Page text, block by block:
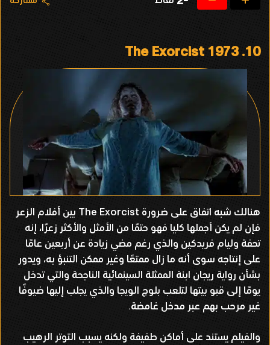
10.
The Exorcist 1973
هنالك شبه اتفاق على ضرورة The Exorcist بين أفلام الزعر
فإن لم يكن أجملها كليا فهو حتمًا من الأمثل والأكثر زعرًا، إنه
تحفة وليام فريدكين والذي رغم مضي زيادة عن أربعين عامًا
على إنتاجه سوى أنه ما زال ممتعًا وغير ممكن التنبؤ به، ويدور
بشأن رواية ريجان ابنة الممثلة السينمائية الناجحة والتي تدخل
يومًا إلى قبو بيتها لتلعب بلوج الويجا والذي يجلب إليها ضيوفًا
غير مرحب بهم عبر مدخل غامضة.
والفيلم يستند على أماكن طفيفة ولكنه يسبب التوتر الرهيب